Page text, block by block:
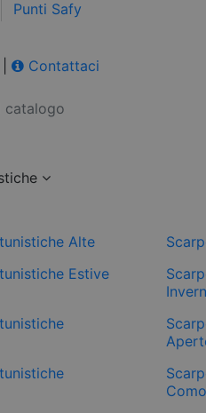
Punti Safy
Contattaci
Alte
Estive